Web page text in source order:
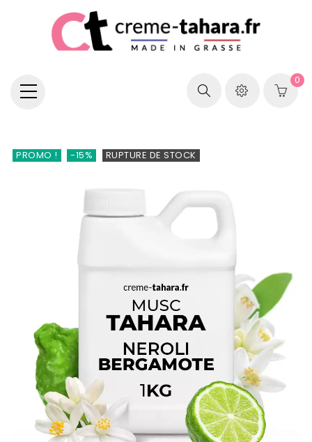
0
PROMO ! -15% RUPTURE DE STOCK